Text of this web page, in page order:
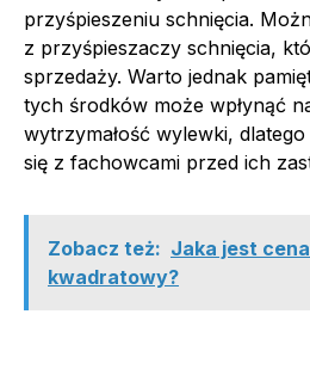
przyśpieszeniu schnięcia.
z przyśpieszaczy schnięcia,
sprzedaży. Warto jednak
tych środków może wpłynąć
wytrzymałość wylewki,
się z fachowcami przed ich
Zobacz też: Jaka jest
kwadratowy?